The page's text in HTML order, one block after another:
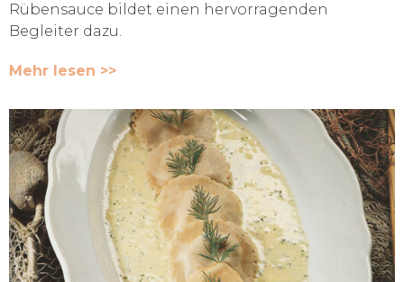
Rübensauce bildet einen hervorragenden
Begleiter dazu.
Mehr lesen >>